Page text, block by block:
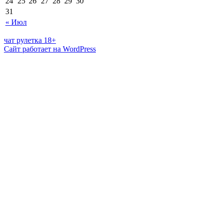
« Июл
31
чат рулетка 18+
Сайт работает на WordPress